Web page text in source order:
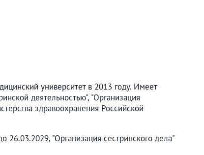
университет в 2013 году. Имеет
деятельностью", "Организация
здравоохранения Российской
26.03.2029, "Организация сестринского дела"